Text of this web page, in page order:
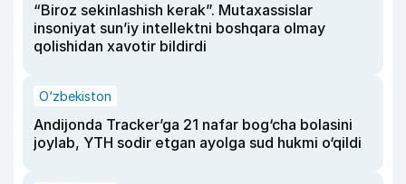
“Biroz sekinlashish kerak”. Mutaxassislar
insoniyat sun’iy intellektni boshqara olmay
qolishidan xavotir bildirdi
O‘zbekiston
Andijonda Tracker’ga 21 nafar bog‘cha bolasini
joylab, YTH sodir etgan ayolga sud hukmi o‘qildi